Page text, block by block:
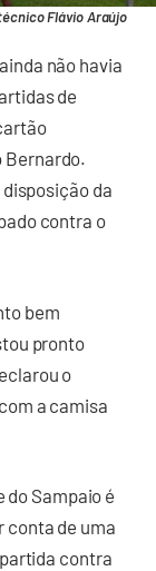
Flávio Araújo
não havia
de
Bernardo.
da
contra o
bem
pronto
o
a camisa
do Sampaio é
conta de uma
contra